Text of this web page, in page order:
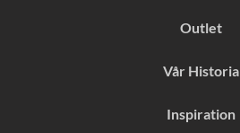
Outlet
Vår Historia
Inspiration